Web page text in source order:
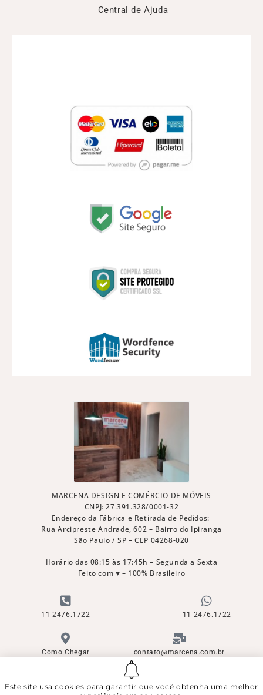
Central de Ajuda
MARCENA DESIGN E COMÉRCIO DE MÓVEIS
CNPJ: 27.391.328/0001-32
Endereço da Fábrica e Retirada de Pedidos:
Rua Arcipreste Andrade, 602 – Bairro do Ipiranga
São Paulo / SP – CEP 04268-020
Horário das 08:15 às 17:45h – Segunda a Sexta
Feito com ♥ – 100% Brasileiro
11 2476.1722 11 2476.1722
Como Chegar contato@marcena.com.br
© Direitos Reservados - Copyright ©
Este site usa cookies para garantir que você obtenha uma melhor